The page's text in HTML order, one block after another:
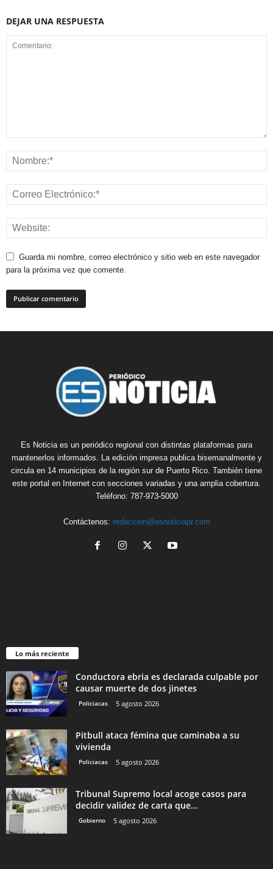
DEJAR UNA RESPUESTA
Guarda mi nombre, correo electrónico y sitio web en este navegador
para la próxima vez que comente.
Es Noticia es un periódico regional con distintas plataformas para
mantenerlos informados. La edición impresa publica bisemanalmente y
circula en 14 municipios de la región sur de Puerto Rico. También tiene
este portal en Internet con secciones variadas y una amplia cobertura.
Teléfono: 787-973-5000
Contáctenos: redaccion@esnoticiapr.com
Lo más reciente
Conductora ebria es declarada culpable por
causar muerte de dos jinetes
Policiacas 5 agosto 2026
Pitbull ataca fémina que caminaba a su
vivienda
Policiacas 5 agosto 2026
Tribunal Supremo local acoge casos para
decidir validez de carta que...
Gobierno 5 agosto 2026